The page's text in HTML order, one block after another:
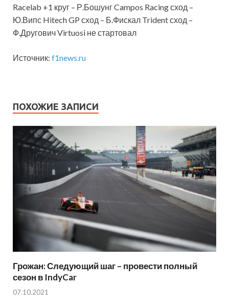
Racelab +1 круг – Р.Бошунг Campos Racing сход –
Ю.Випс Hitech GP сход – Б.Фискал Trident сход –
Ф.Другович Virtuosi не стартовал
Источник: f1news.ru
ПОХОЖИЕ ЗАПИСИ
Грожан: Следующий шаг – провести полный
сезон в IndyCar
07.10.2021